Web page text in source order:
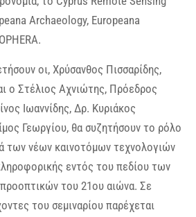
Archaeology, Europeana
οι, Χρύσανθος Πισσαρίδης,
ο Στέλιος Αχνιώτης, Πρόεδρος
Ιωαννίδης, Δρ. Κυριάκος
Γεωργίου, θα συζητήσουν το ρόλο
των νέων καινοτόμων τεχνολογιών
εντός του πεδίου των
του 21ου αιώνα. Σε
του σεμιναρίου παρέχεται